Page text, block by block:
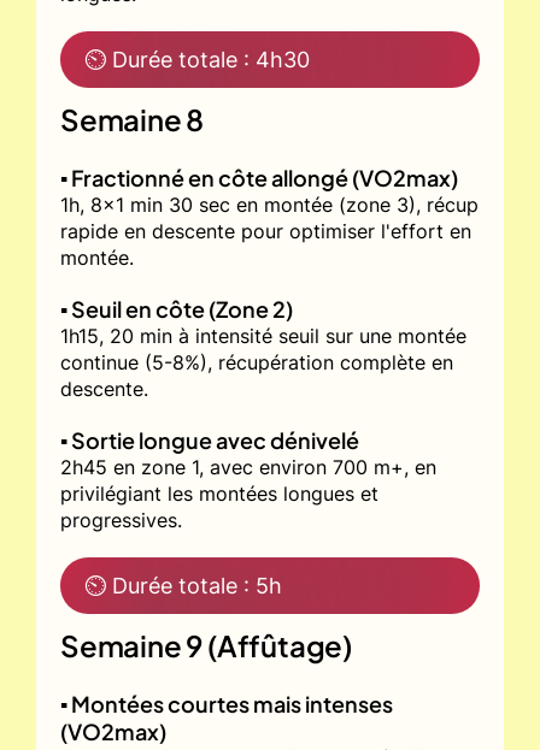
⏲ Durée totale : 4h30
Semaine 8
▪️ Fractionné en côte allongé (VO2max)
1h, 8x1 min 30 sec en montée (zone 3), récup
rapide en descente pour optimiser l'effort en
montée.
▪️ Seuil en côte (Zone 2)
1h15, 20 min à intensité seuil sur une montée
continue (5-8%), récupération complète en
descente.
▪️ Sortie longue avec dénivelé
2h45 en zone 1, avec environ 700 m+, en
privilégiant les montées longues et
progressives.
⏲ Durée totale : 5h
Semaine 9 (Affûtage)
▪️ Montées courtes mais intenses
(VO2max)